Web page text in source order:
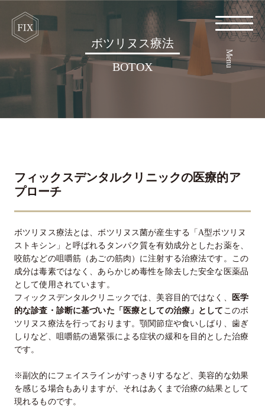
Menu
ボツリヌス療法
BOTOX
フィックスデンタルクリニックの医療的ア
プローチ
ボツリヌス療法とは、ボツリヌス菌が産生する「A型ボツリヌ
ストキシン」と呼ばれるタンパク質を有効成分としたお薬を、
咬筋などの咀嚼筋（あごの筋肉）に注射する治療法です。この
成分は毒素ではなく、あらかじめ毒性を除去した安全な医薬品
として使用されています。
フィックスデンタルクリニックでは、美容目的ではなく、
医学
的な診査・診断に基づいた「医療としての治療」として このボ
ツリヌス療法を行っております。顎関節症や食いしばり、歯ぎ
しりなど、咀嚼筋の過緊張による症状の緩和を目的とした治療
です。
※副次的にフェイスラインがすっきりするなど、美容的な効果
を感じる場合もありますが、それはあくまで治療の結果として
現れるものです。